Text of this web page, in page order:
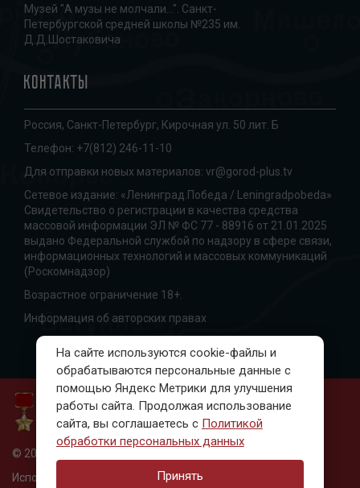
Музей "А музы не молчали...". Санкт-
Петербургской средней школы №235 им.
Д.Д.Шостаковича
Контакты
Россия, Санкт-Петербург, Кирочная ул. 50 лит. Б
Телефон: +7(812) 246-11-10
Для отправки новых материалов: vr@gorod-plus.tv
Сетевое издание: «Ленинград.Победа / Leningradpobeda»
Свидетельство о регистрации в качества средства
массовой информации ЭЛ № ФС 77 - 88916 от 21.01.2025
выдано Федеральной службой по надзору в сфере связи,
информационных технологий и массовых коммуникаций
(Роскомнадзор)
Возрастное ограничение 18+.
Информация об авторских правах
© 2010-2023, Ленинград. Победа
Использование материалов только с письменного
На сайте используются cookie-файлы и
обрабатываются персональные данные с
помощью Яндекс Метрики для улучшения
работы сайта. Продолжая использование
сайта, вы соглашаетесь с Политикой
обработки персональных данных
Принять